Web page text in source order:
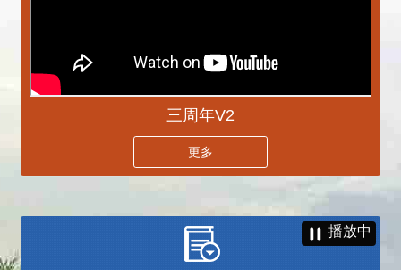
三周年V2
更多
播放中